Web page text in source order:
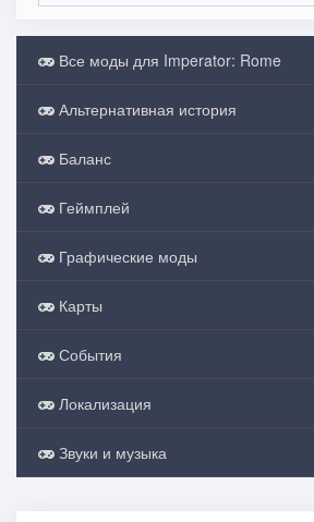
Все моды для Imperator: Rome
Альтернативная история
Баланс
Геймплей
Графические моды
Карты
События
Локализация
Звуки и музыка